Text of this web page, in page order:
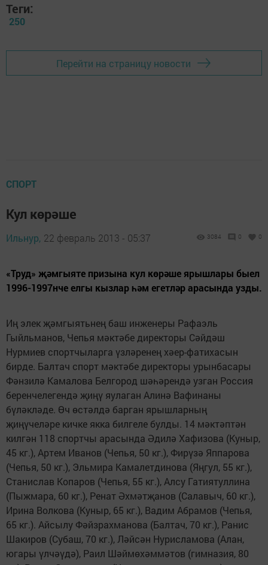
Теги:
250
Перейти на страницу новости
СПОРТ
Кул көрәше
Ильнур, 22 февраль 2013 - 05:37 3084 0 0
«Труд» җәмгыяте призына кул көрәше ярышлары быел
1996-1997нче елгы кызлар һәм егетләр арасында узды.
Иң элек җәмгыятьнең баш инженеры Рафаэль
Гыйльманов, Чепья мәктәбе директоры Сәйдәш
Нурмиев спортчыларга үзләренең хәер-фатихасын
бирде. Балтач спорт мәктәбе директоры урынбасары
Фәнзилә Камалова Белгород шәһәрендә узган Россия
беренчелегендә җиңү яулаган Алинә Вафинаны
бүләкләде. Өч өстәлдә барган ярышларның
җиңүчеләре кичке якка билгеле булды. 14 мәктәптән
килгән 118 спортчы арасында Әдилә Хафизова (Куныр,
45 кг.), Артем Иванов (Чепья, 50 кг.), Фирүзә Яппарова
(Чепья, 50 кг.), Эльмира Камалетдинова (Яңгул, 55 кг.),
Станислав Копаров (Чепья, 55 кг.), Алсу Гатиятуллина
(Пыжмара, 60 кг.), Ренат Әхмәтҗанов (Салавыч, 60 кг.),
Ирина Волкова (Куныр, 65 кг.), Вадим Абрамов (Чепья,
65 кг.). Айсылу Фәйзрахманова (Балтач, 70 кг.), Ранис
Шакиров (Субаш, 70 кг.), Ләйсән Нурисламова (Алан,
югары үлчәүдә), Раил Шәймөхәммәтов (гимназия, 80